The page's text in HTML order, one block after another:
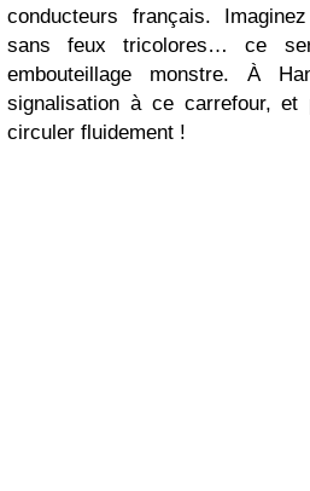
conducteurs français.
sans feux tricolores… ce
embouteillage monstre. À
signalisation à ce carrefour,
circuler fluidement !